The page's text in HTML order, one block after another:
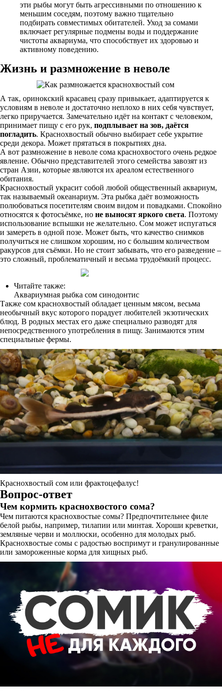
эти рыбы могут быть агрессивными по отношению к
меньшим соседям, поэтому важно тщательно
подбирать совместимых обитателей. Уход за сомами
включает регулярные подмены воды и поддержание
чистоты аквариума, что способствует их здоровью и
активному поведению.
Жизнь и размножение в неволе
А так, оринокский красавец сразу привыкает, адаптируется к
условиям в неволе и достаточно неплохо в них себя чувствует,
легко приручается. Замечательно идёт на контакт с человеком,
принимает пищу с его рук, подплывает на зов, даётся
погладить. Краснохвостый обычно выбирает себе укрытие
среди декора. Может прятаться в покрытиях дна.
А вот размножение в неволе сома краснохвостого очень редкое
явление. Обычно представителей этого семейства завозят из
стран Азии, которые являются их ареалом естественного
обитания.
Краснохвостый украсит собой любой общественный аквариум,
так называемый океанариум. Эта рыбка даёт возможность
полюбоваться посетителям своим видом и повадками. Спокойно
относятся к фотосъёмке, но не выносят яркого света. Поэтому
использование вспышки не желательно. Сом может испугаться
и замереть в одной позе. Может быть, что качество снимков
получиться не слишком хорошим, но с большим количеством
ракурсов для съёмки. Но не стоит забывать, что его разведение –
это сложный, проблематичный и весьма трудоёмкий процесс.
Читайте также:
Аквариумная рыбка сом синодонтис
Также сом краснохвостый обладает ценным мясом, весьма
необычный вкус которого порадует любителей экзотических
блюд. В родных местах его даже специально разводят для
непосредственного употребления в пищу. Занимаются этим
специальные фермы.
Краснохвостый сом или фрактоцефалус!
Вопрос-ответ
Чем кормить краснохвостого сома?
Чем питаются краснохвостые сомы? Предпочтительнее филе
белой рыбы, например, тилапии или минтая. Хороши креветки,
земляные черви и моллюски, особенно для молодых рыб.
Краснохвостые сомы с радостью воспримут и гранулированные
или замороженные корма для хищных рыб.